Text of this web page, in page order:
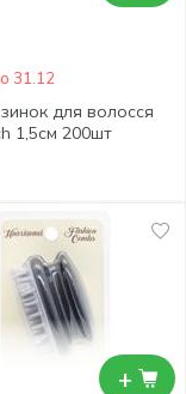
31.12
для волосся
1,5см 200шт
+